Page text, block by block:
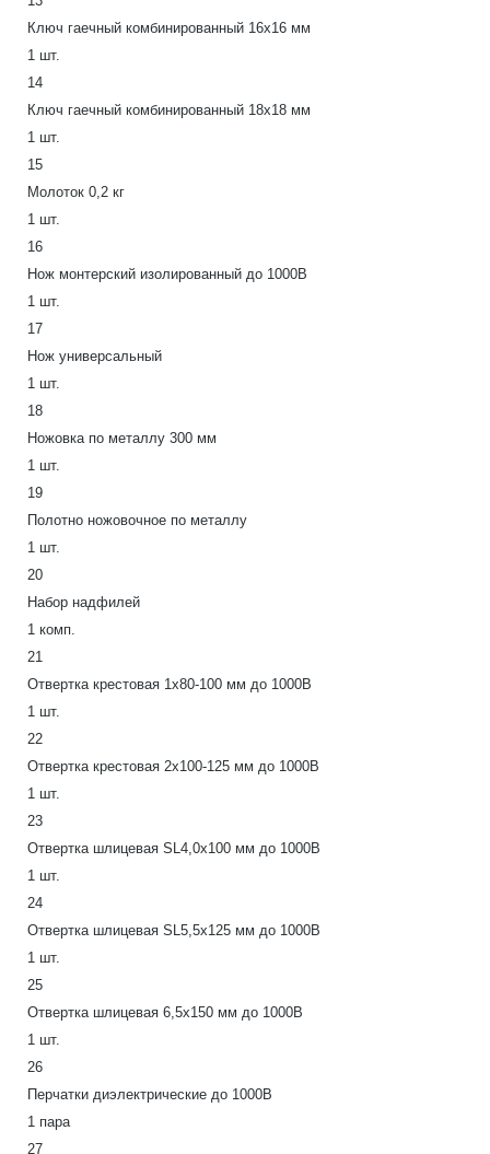
Ключ гаечный комбинированный 16х16 мм
1 шт.
14
Ключ гаечный комбинированный 18х18 мм
1 шт.
15
Молоток 0,2 кг
1 шт.
16
Нож монтерский изолированный до 1000В
1 шт.
17
Нож универсальный
1 шт.
18
Ножовка по металлу 300 мм
1 шт.
19
Полотно ножовочное по металлу
1 шт.
20
Набор надфилей
1 комп.
21
Отвертка крестовая 1х80-100 мм до 1000В
1 шт.
22
Отвертка крестовая 2x100-125 мм до 1000В
1 шт.
23
Отвертка шлицевая SL4,0х100 мм до 1000В
1 шт.
24
Отвертка шлицевая SL5,5х125 мм до 1000В
1 шт.
25
Отвертка шлицевая 6,5х150 мм до 1000В
1 шт.
26
Перчатки диэлектрические до 1000В
1 пара
27